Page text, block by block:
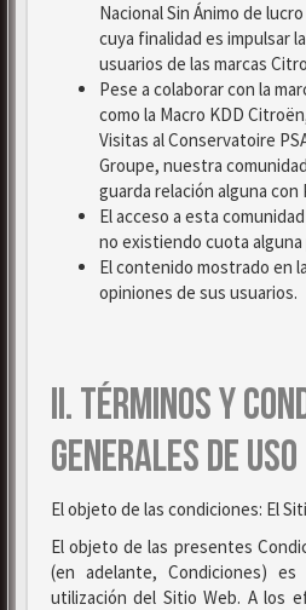
Nacional Sin Ánimo de
cuya finalidad es impulsar
usuarios de las marcas
Pese a colaborar con la
como la Macro KDD
Visitas al Conservatoire
Groupe, nuestra
guarda relación alguna con
El acceso a esta
no existiendo cuota alguna
El contenido mostrado en
opiniones de sus usuarios.
II. TÉRMINOS Y
GENERALES DE USO
El objeto de las condiciones: El
El objeto de las presentes
(en adelante, Condiciones)
utilización del Sitio Web. A los